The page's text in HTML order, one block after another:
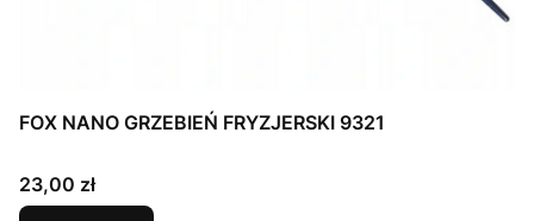
FOX NANO GRZEBIEŃ FRYZJERSKI 9321
Cena
23,00 zł